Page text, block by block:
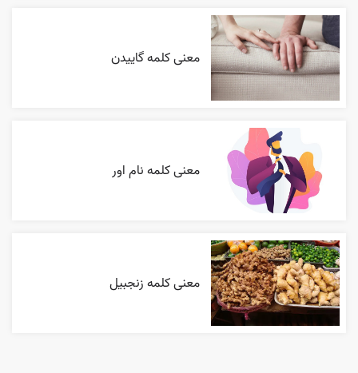
معنی کلمه گاییدن
معنی کلمه نام اور
معنی کلمه زنجبیل